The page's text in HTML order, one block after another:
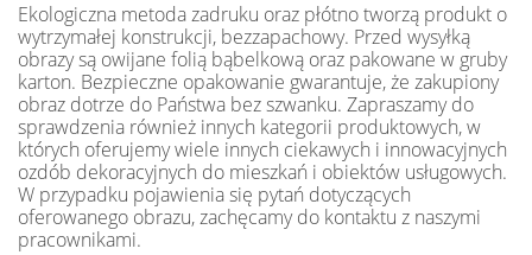
Ekologiczna metoda zadruku oraz płótno tworzą produkt o
wytrzymałej konstrukcji, bezzapachowy. Przed wysyłką
obrazy są owijane folią bąbelkową oraz pakowane w gruby
karton. Bezpieczne opakowanie gwarantuje, że zakupiony
obraz dotrze do Państwa bez szwanku. Zapraszamy do
sprawdzenia również innych kategorii produktowych, w
których oferujemy wiele innych ciekawych i innowacyjnych
ozdób dekoracyjnych do mieszkań i obiektów usługowych.
W przypadku pojawienia się pytań dotyczących
oferowanego obrazu, zachęcamy do kontaktu z naszymi
pracownikami.